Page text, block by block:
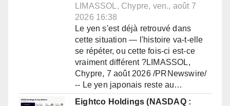
LIMASSOL, Chypre, ven., août 7
2026 16:38
Le yen s'est déjà retrouvé dans
cette situation — l'histoire va-t-elle
se répéter, ou cette fois-ci est-ce
vraiment différent ?LIMASSOL,
Chypre, 7 août 2026 /PRNewswire/
-- Le yen japonais reste au…
Eightco Holdings (NASDAQ :